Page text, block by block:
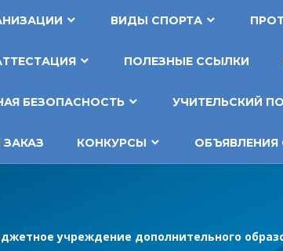
ВИДЫ СПОРТА
ПОЛЕЗНЫЕ ССЫЛКИ
БЕЗОПАСНОСТЬ УЧИТЕЛЬСКИЙ
КОНКУРСЫ ОБЪЯВЛЕНИЯ
учреждение дополнительного